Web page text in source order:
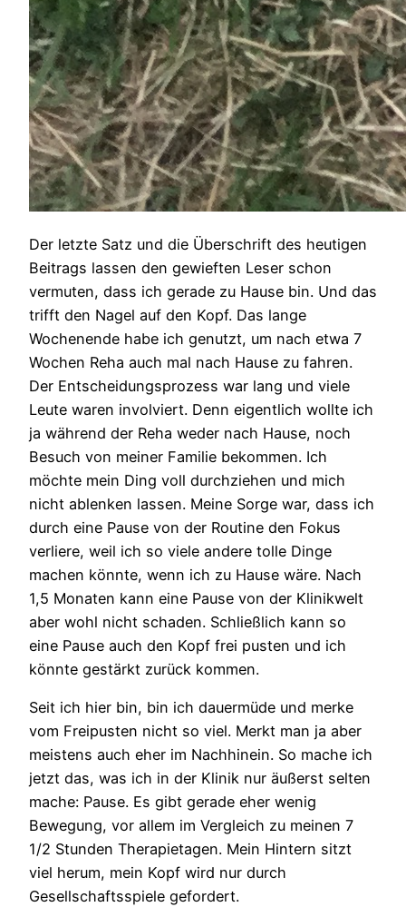
Der letzte Satz und die Überschrift des heutigen
Beitrags lassen den gewieften Leser schon
vermuten, dass ich gerade zu Hause bin. Und das
trifft den Nagel auf den Kopf. Das lange
Wochenende habe ich genutzt, um nach etwa 7
Wochen Reha auch mal nach Hause zu fahren.
Der Entscheidungsprozess war lang und viele
Leute waren involviert. Denn eigentlich wollte ich
ja während der Reha weder nach Hause, noch
Besuch von meiner Familie bekommen. Ich
möchte mein Ding voll durchziehen und mich
nicht ablenken lassen. Meine Sorge war, dass ich
durch eine Pause von der Routine den Fokus
verliere, weil ich so viele andere tolle Dinge
machen könnte, wenn ich zu Hause wäre. Nach
1,5 Monaten kann eine Pause von der Klinikwelt
aber wohl nicht schaden. Schließlich kann so
eine Pause auch den Kopf frei pusten und ich
könnte gestärkt zurück kommen.
Seit ich hier bin, bin ich dauermüde und merke
vom Freipusten nicht so viel. Merkt man ja aber
meistens auch eher im Nachhinein. So mache ich
jetzt das, was ich in der Klinik nur äußerst selten
mache: Pause. Es gibt gerade eher wenig
Bewegung, vor allem im Vergleich zu meinen 7
1/2 Stunden Therapietagen. Mein Hintern sitzt
viel herum, mein Kopf wird nur durch
Gesellschaftsspiele gefordert.